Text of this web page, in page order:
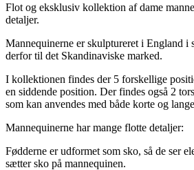
Flot og eksklusiv kollektion af dame
detaljer.
Mannequinerne er skulptureret i England i
derfor til det Skandinaviske marked.
I kollektionen findes der 5 forskellige
en siddende position. Der findes også 2
som kan anvendes med både korte og
Mannequinerne har mange flotte detaljer:
Fødderne er udformet som sko, så de ser
sætter sko på mannequinen.